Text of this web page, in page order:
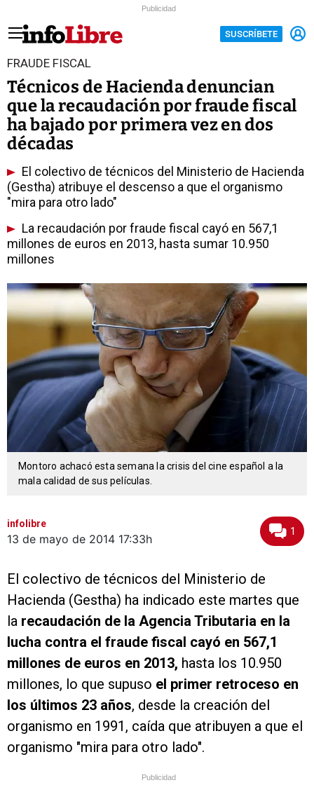
Publicidad
SUSCRÍBETE
FRAUDE FISCAL
Técnicos de Hacienda denuncian
que la recaudación por fraude fiscal
ha bajado por primera vez en dos
décadas
El colectivo de técnicos del Ministerio de Hacienda
(Gestha) atribuye el descenso a que el organismo
"mira para otro lado"
La recaudación por fraude fiscal cayó en 567,1
millones de euros en 2013, hasta sumar 10.950
millones
Montoro achacó esta semana la crisis del cine español a la
mala calidad de sus películas.
infolibre
13 de mayo de 2014 17:33h
1
El colectivo de técnicos del Ministerio de
Hacienda (Gestha) ha indicado este martes que
la recaudación de la Agencia Tributaria en la
lucha contra el fraude fiscal cayó en 567,1
millones de euros en 2013, hasta los 10.950
millones, lo que supuso el primer retroceso en
los últimos 23 años, desde la creación del
organismo en 1991, caída que atribuyen a que el
organismo "mira para otro lado".
Publicidad